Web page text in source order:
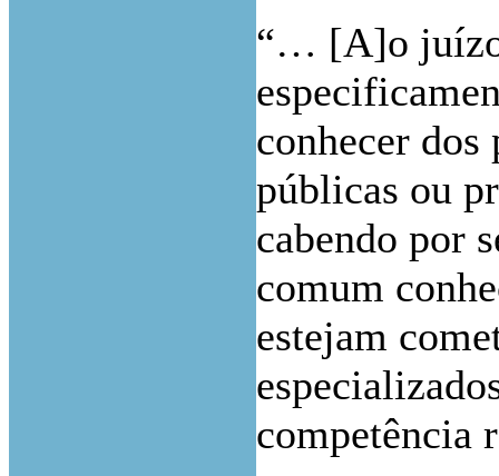
“… [A]o juízo
conhecer dos
públicas ou
cabendo por
comum
estejam
competência